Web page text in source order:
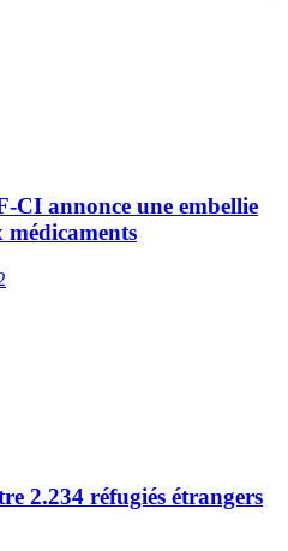
annonce une embellie
médicaments
2.234 réfugiés étrangers